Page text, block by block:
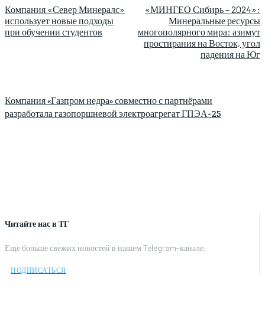
Читайте нас в ТГ
Еще больше свежих новостей в нашем Telegram-канале.
ПОДПИСАТЬСЯ
Компания «Север Минералс»
использует новые подходы
при обучении студентов
«МИНГЕО Сибирь – 2024»:
Минеральные ресурсы
многополярного мира: азимут
простирания на Восток, угол
падения на Юг
Компания «Газпром недра» совместно с партнёрами
разработала газопоршневой электроагрегат ГПЭА-25